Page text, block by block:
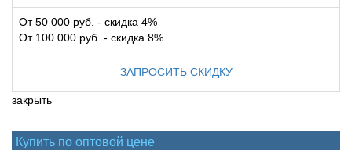
От 50 000 руб. - скидка 4%
От 100 000 руб. - скидка 8%
ЗАПРОСИТЬ СКИДКУ
закрыть
Купить по оптовой цене